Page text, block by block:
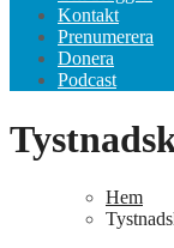
Kontakt
Prenumerera
Donera
Podcast
Hem